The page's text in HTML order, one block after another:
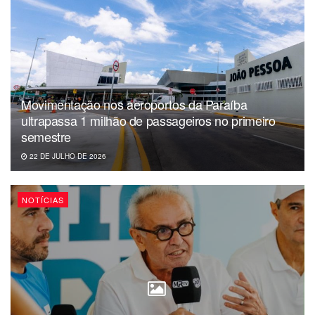
Movimentação nos aeroportos da Paraíba
ultrapassa 1 milhão de passageiros no primeiro
semestre
22 DE JULHO DE 2026
NOTÍCIAS